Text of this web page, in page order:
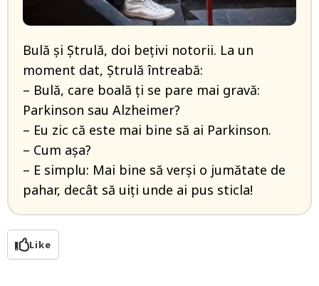
Bulă și Ștrulă, doi bețivi notorii. La un
moment dat, Ștrulă întreabă:
– Bulă, care boală ți se pare mai gravă:
Parkinson sau Alzheimer?
– Eu zic că este mai bine să ai Parkinson.
– Cum așa?
– E simplu: Mai bine să verși o jumătate de
pahar, decât să uiți unde ai pus sticla!
Like